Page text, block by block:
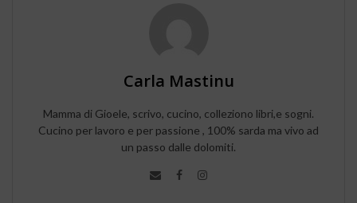
Carla Mastinu
Mamma di Gioele, scrivo, cucino, colleziono libri,e sogni.
Cucino per lavoro e per passione , 100% sarda ma vivo ad
un passo dalle dolomiti.